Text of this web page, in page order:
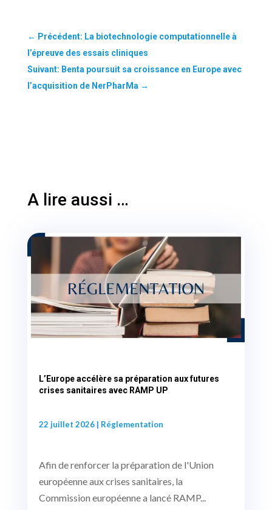
← Précédent: La biotechnologie computationnelle à
l’épreuve des essais cliniques
Suivant: Benta poursuit sa croissance en Europe avec
l’acquisition de NerPharMa→
A lire aussi …
L’Europe accélère sa préparation aux futures
crises sanitaires avec RAMP UP
22 juillet 2026| Réglementation
Afin de renforcer la préparation de l'Union
européenne aux crises sanitaires, la
Commission européenne a lancé RAMP...